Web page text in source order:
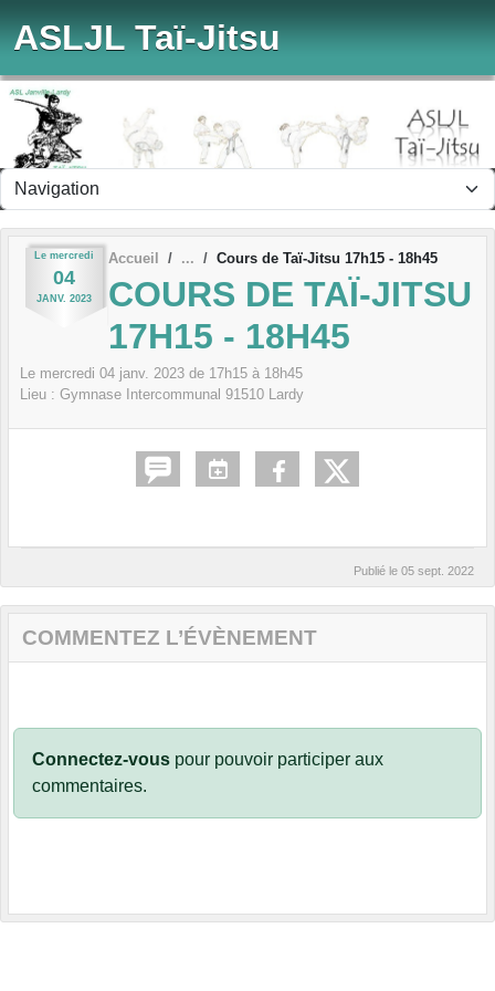
ASLJL Taï-Jitsu
Le mercredi
04
JANV. 2023
Accueil Cours de Taï-Jitsu 17h15 - 18h45
COURS DE TAÏ-JITSU
17H15 - 18H45
Le mercredi 04 janv. 2023 de 17h15 à 18h45
Lieu : Gymnase Intercommunal 91510 Lardy
Publié le 05 sept. 2022
COMMENTEZ L’ÉVÈNEMENT
Connectez-vous pour pouvoir participer aux
commentaires.